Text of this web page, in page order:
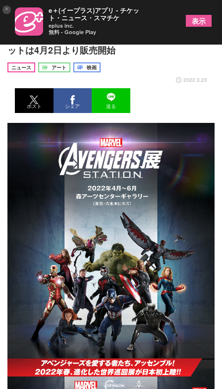
『アベンジャーズ展』東京会場の会期が決定 チケ
ットは4月2日より販売開始
ニュース アート
映画
2022.3.23
ポスト シェア 送る
× e＋(イープラス)アプリ - チケッ
ト・ニュース・スマチケ
eplus inc.
無料 - Google Play
表示